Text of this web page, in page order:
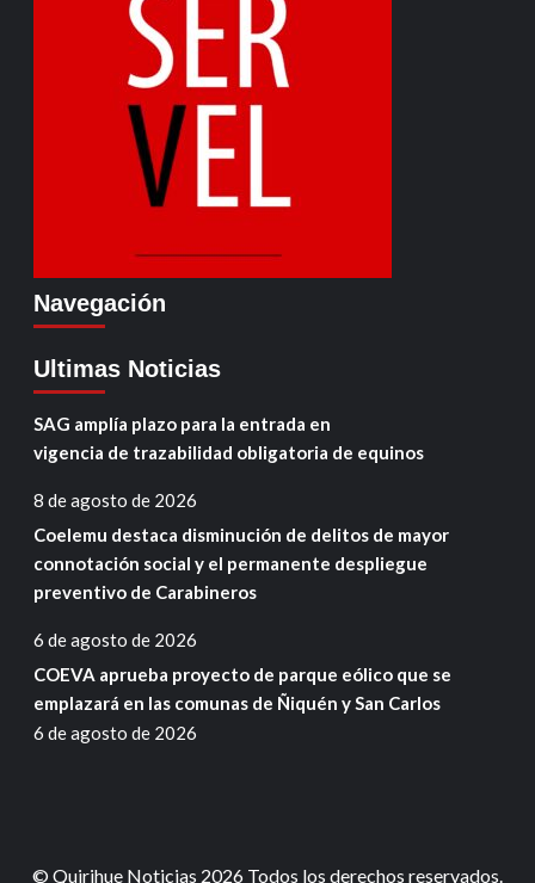
Navegación
Ultimas Noticias
SAG amplía plazo para la entrada en
vigencia de trazabilidad obligatoria de equinos
8 de agosto de 2026
Coelemu destaca disminución de delitos de mayor
connotación social y el permanente despliegue
preventivo de Carabineros
6 de agosto de 2026
COEVA aprueba proyecto de parque eólico que se
emplazará en las comunas de Ñiquén y San Carlos
6 de agosto de 2026